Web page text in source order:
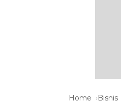
Home Bisnis